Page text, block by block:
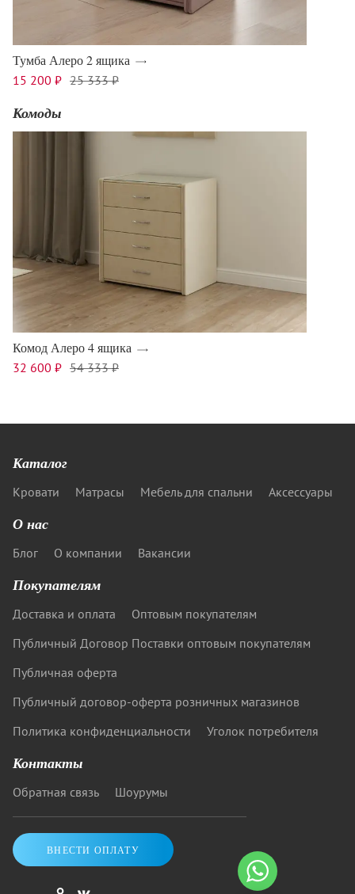
Тумба Алеро 2 ящика
15 200 ₽ 25 333 ₽
Комоды
Комод Алеро 4 ящика
32 600 ₽ 54 333 ₽
Каталог
Кровати Матрасы Мебель для спальни Аксессуары
О нас
Блог О компании Вакансии
Покупателям
Доставка и оплата
Оптовым покупателям
Публичный Договор Поставки оптовым покупателям
Публичная оферта
Публичный договор-оферта розничных магазинов
Политика конфиденциальности
Уголок потребителя
Контакты
Обратная связь Шоурумы
ВНЕСТИ ОПЛАТУ